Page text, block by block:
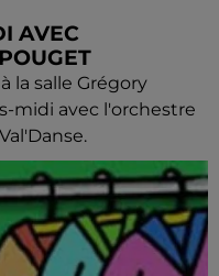
AVEC
la salle Grégory
midi avec l'orchestre